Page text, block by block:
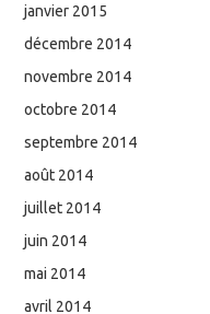
janvier 2015
décembre 2014
novembre 2014
octobre 2014
septembre 2014
août 2014
juillet 2014
juin 2014
mai 2014
avril 2014